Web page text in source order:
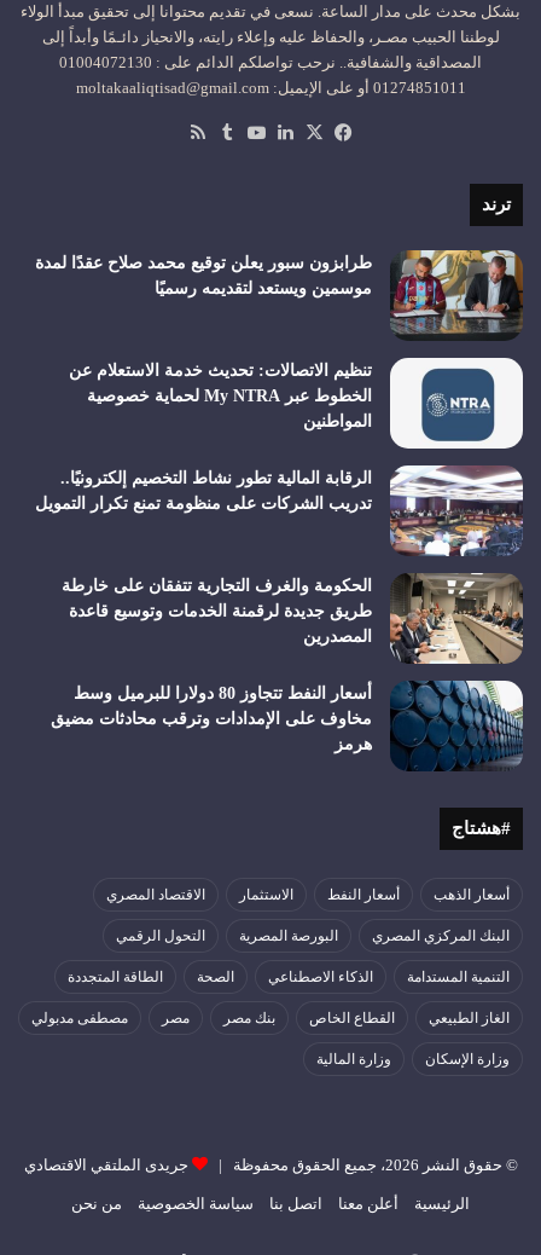
بشكل محدث على مدار الساعة. نسعى في تقديم محتوانا إلى تحقيق مبدأ الولاء
لوطننا الحبيب مصـر، والحفاظ عليه وإعلاء رايته، والانحياز دائـمًا وأبداً إلى
المصداقية والشفافية.. نرحب تواصلكم الدائم على : 01004072130
01274851011 أو على الإيميل: moltakaaliqtisad@gmail.com
فيسبوك
‫X لينكدإن‫YouTube
ترند
طرابزون سبور يعلن توقيع محمد صلاح عقدًا لمدة
موسمين ويستعد لتقديمه رسميًا
تنظيم الاتصالات: تحديث خدمة الاستعلام عن
الخطوط عبر My NTRA لحماية خصوصية
المواطنين
الرقابة المالية تطور نشاط التخصيم إلكترونيًا..
تدريب الشركات على منظومة تمنع تكرار التمويل
الحكومة والغرف التجارية تتفقان على خارطة
طريق جديدة لرقمنة الخدمات وتوسيع قاعدة
المصدرين
أسعار النفط تتجاوز 80 دولارا للبرميل وسط
مخاوف على الإمدادات وترقب محادثات مضيق
هرمز
#هشتاج
أسعار الذهب أسعار النفط الاستثمار الاقتصاد المصري
البنك المركزي المصري البورصة المصرية التحول الرقمي
التنمية المستدامة الذكاء الاصطناعي الصحة الطاقة المتجددة
الغاز الطبيعي القطاع الخاص بنك مصر مصر مصطفى مدبولي
وزارة الإسكان وزارة المالية
© حقوق النشر 2026، جميع الحقوق محفوظة | جريدى الملتقي الاقتصادي
الرئيسية أعلن معنا اتصل بنا سياسة الخصوصية من نحن